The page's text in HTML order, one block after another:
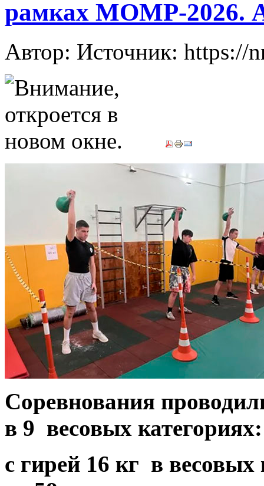
рамках МОМР-2026.
Автор: Источник: https://
Соревнования
в 9 весовых
с гирей 16 кг в весовых